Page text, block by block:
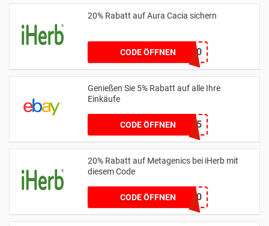
20% Rabatt auf Aura Cacia sichern
CODE ÖFFNENAURA20
Genießen Sie 5% Rabatt auf alle Ihre
Einkäufe
CODE ÖFFNEN
POWEREBAY5
20% Rabatt auf Metagenics bei iHerb mit
diesem Code
CODE ÖFFNENMTG20